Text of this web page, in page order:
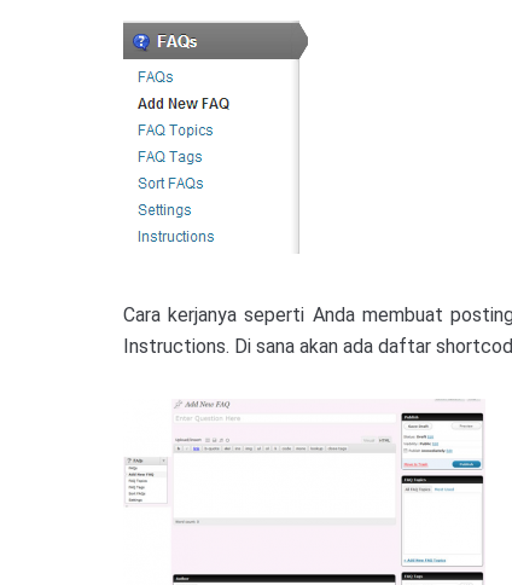
Cara kerjanya seperti Anda membuat
Instructions. Di sana akan ada daftar